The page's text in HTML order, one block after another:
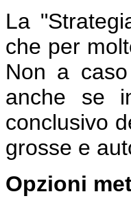
La
che per
Non a
anche se
conclusivo
grosse e
Opzioni